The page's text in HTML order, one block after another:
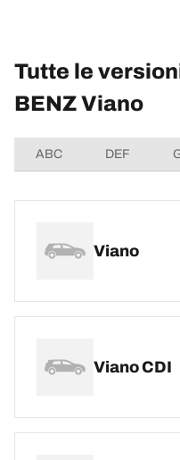
Tutte le
BENZ Viano
ABC DEF
Viano
Viano CDI